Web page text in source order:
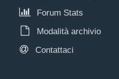
Forum Stats
Modalità archivio
Contattaci